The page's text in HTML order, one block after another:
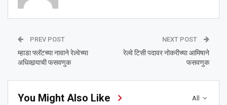
PREV POST
म्हाडा फ्लॅटच्या नावाने रेल्वेच्या
अधिकार्‍याची फसवणुक
NEXT POST
रेल्वे टिसी पदावर नोकरीच्या आमिषाने
फसवणुक
All
You Might Also Like